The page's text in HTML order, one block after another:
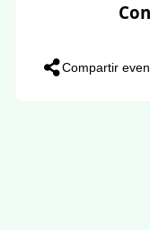
Compartir